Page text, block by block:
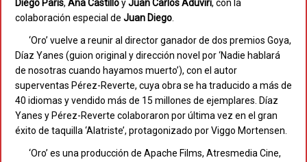
Diego París, AnaCastilloyJuanCarlosAduviri, con la
colaboración especial de Juan Diego.
‘Oro’ vuelve a reunir al director ganador de dos premios Goya,
Díaz Yanes (guion original y dirección novel por ‘Nadie hablará
de nosotras cuando hayamos muerto’), con el autor
superventas Pérez-Reverte, cuya obra se ha traducido a más de
40 idiomas y vendido más de 15 millones de ejemplares. Díaz
Yanes y Pérez-Reverte colaboraron por última vez en el gran
éxito de taquilla ‘Alatriste’, protagonizado por Viggo Mortensen.
‘Oro’ es una producción de Apache Films, Atresmedia Cine,